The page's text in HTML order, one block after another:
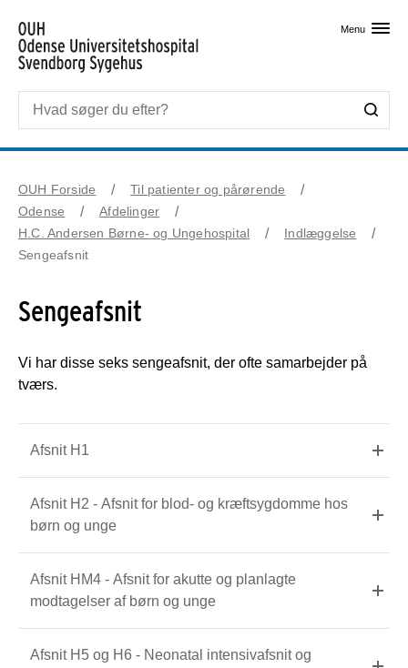
Menu
OUH Forside
Til patienter og pårørende
Odense
Afdelinger
H.C. Andersen Børne- og Ungehospital
Indlæggelse
Sengeafsnit
Sengeafsnit
Vi har disse seks sengeafsnit, der ofte samarbejder på
tværs.
Afsnit H1
Afsnit H2 - Afsnit for blod- og kræftsygdomme hos
børn og unge
Afsnit HM4 - Afsnit for akutte og planlagte
modtagelser af børn og unge
Afsnit H5 og H6 - Neonatal intensivafsnit og